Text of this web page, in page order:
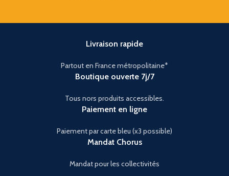
Livraison rapide
Partout en France métropolitaine*
Boutique ouverte 7j/7
Tous nors produits accessibles.
Paiement en ligne
Paiement par carte bleu (x3 possible)
Mandat Chorus
Mandat pour les collectivités